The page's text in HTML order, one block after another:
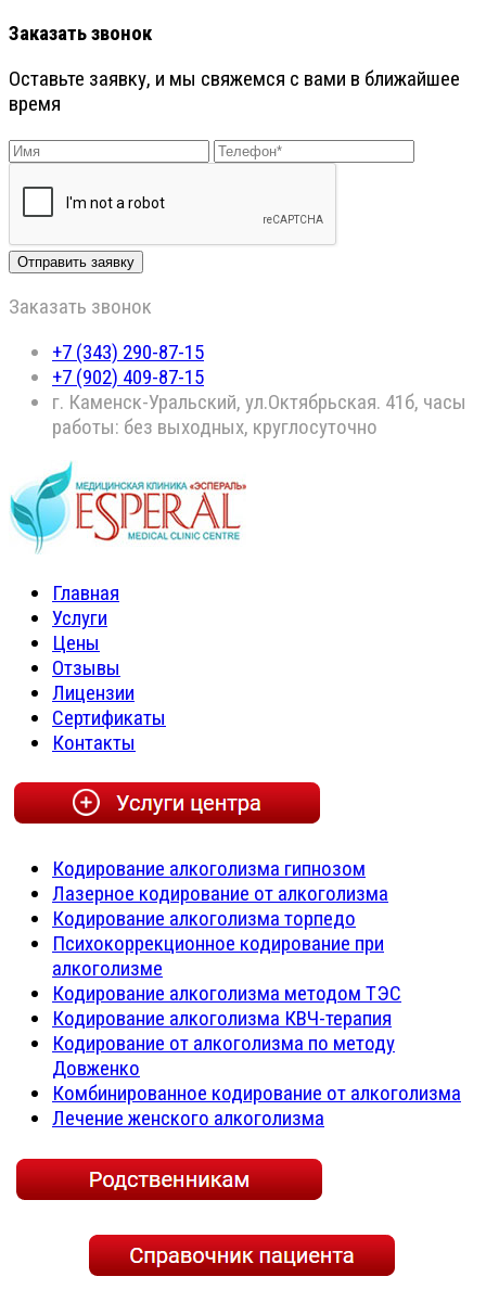
Заказать звонок
Оставьте заявку, и мы свяжемся с вами в ближайшее
время
Заказать звонок
+7 (343) 290-87-15
+7 (902) 409-87-15
г. Каменск-Уральский, ул.Октябрьская. 41б, часы
работы: без выходных, круглосуточно
Главная
Услуги
Цены
Отзывы
Лицензии
Сертификаты
Контакты
Кодирование алкоголизма гипнозом
Лазерное кодирование от алкоголизма
Кодирование алкоголизма торпедо
Психокоррекционное кодирование при
алкоголизме
Кодирование алкоголизма методом ТЭС
Кодирование алкоголизма КВЧ-терапия
Кодирование от алкоголизма по методу
Довженко
Комбинированное кодирование от алкоголизма
Лечение женского алкоголизма